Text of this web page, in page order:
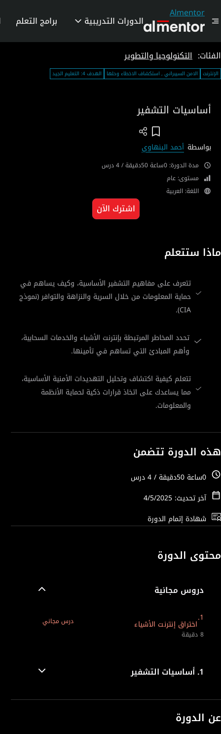
Almentor
الدورات التدريبية برامج التعلم
الفئات: التكنولوجيا والتطوير
الإنترنت الامن السيبراني , استكشاف الاخطاء وحلها الهدف 4: التعليم الجيد
أساسيات التشفير
بواسطة أحمد البنهاوي
مدة الدورة: 0ساعة 50دقيقة / 4 درس
مستوى: عام
اللغة: العربية
اشترك الآن
ماذا ستتعلم
تتعرف على مفاهيم التشفير الأساسية، وكيف يساهم في
حماية المعلومات من خلال السرية والنزاهة والتوافر (نموذج
CIA).
تحدد المخاطر المرتبطة بإنترنت الأشياء والخدمات السحابية،
وأهم المبادئ التي تساهم في تأمينها.
تتعلم كيفية اكتشاف وتحليل التهديدات الأمنية الأساسية،
مما يساعدك على اتخاذ قرارات ذكية لحماية الأنظمة
والمعلومات.
هذه الدورة تتضمن
آخر تحديث: 4/5/2025
شهادة إتمام الدورة
محتوى الدورة
دروس مجانية
1.
اختراق إنترنت الأشياء
درس مجاني
8 دقيقة
1. أساسيات التشفير
عن الدورة